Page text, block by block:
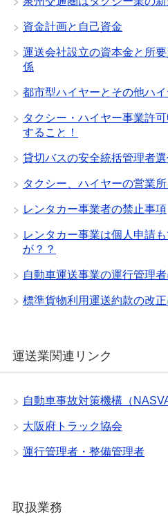
資金計画と自己資金
運送会社設立の資本金と所
係
都市型ハイヤーとその他ハ
タクシー・ハイヤー事業許
すること！
貸切バスの安全統括管理者
タクシー、ハイヤーの営業
レンタカー事業者の禁止事項
レンタカー事業は個人申請
が？？
自動車運送事業の運行管理
標準貨物利用運送約款の改
運送業関連リンク
自動車事故対策機構（NASVA
大阪府トラック協会
運行管理者・整備管理者
取扱業務